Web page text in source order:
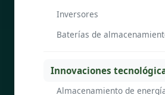
Inversores
Baterías de
Innovaciones
Almacenamiento de